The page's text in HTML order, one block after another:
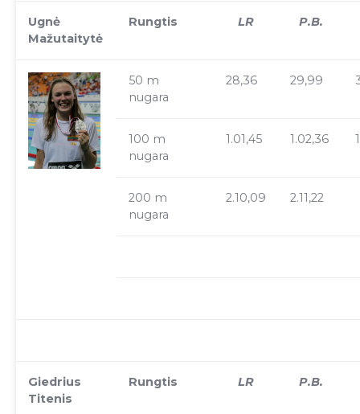
Ugnė
Mažutaitytė
Rungtis LR P.B.
50 m
nugara
28,36 29,99
100 m
nugara
1.01,45 1.02,36
200 m
nugara
2.10,09 2.11,22
Giedrius
Titenis
Rungtis LR P.B.